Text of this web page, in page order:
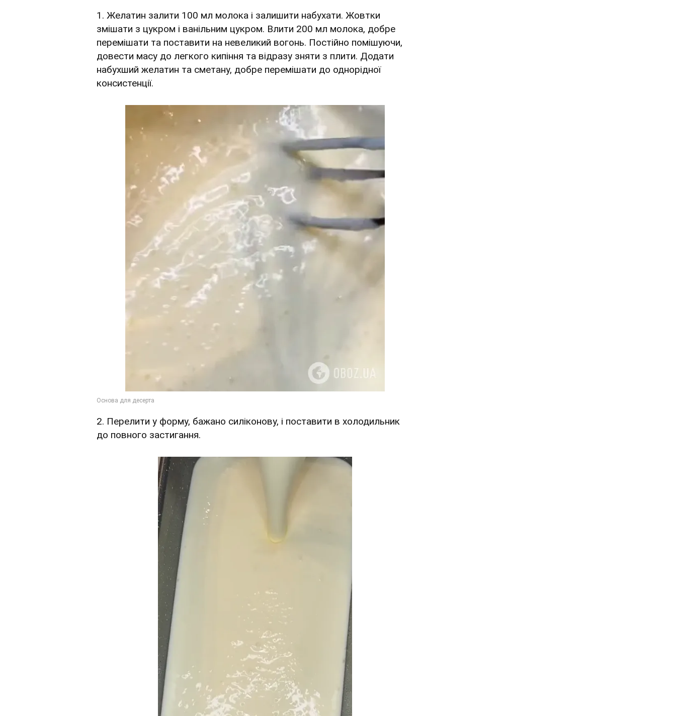
1. Желатин залити 100 мл молока і залишити набухати. Жовтки
змішати з цукром і ванільним цукром. Влити 200 мл молока, добре
перемішати та поставити на невеликий вогонь. Постійно помішуючи,
довести масу до легкого кипіння та відразу зняти з плити. Додати
набухший желатин та сметану, добре перемішати до однорідної
консистенції.
2. Перелити у форму, бажано силіконову, і поставити в холодильник
до повного застигання.